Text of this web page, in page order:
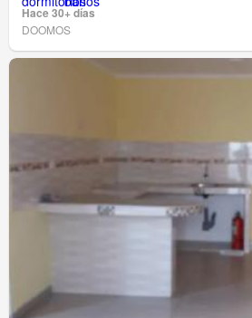
Hace 30+ días
DOOMOS